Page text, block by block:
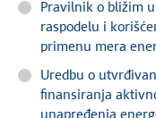
Pravilnik o bližim
raspodelu i
primenu mera
Uredbu o
finansiranja
unapređenja